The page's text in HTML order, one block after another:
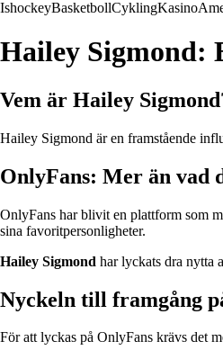
IshockeyBasketbollCyklingKasino
Hailey Sigmond:
Vem är Hailey
Hailey Sigmond är en framstående
OnlyFans: Mer än vad
OnlyFans har blivit en plattform som
sina favoritpersonligheter.
Hailey Sigmond har lyckats dra nytta
Nyckeln till framgång
För att lyckas på OnlyFans krävs det